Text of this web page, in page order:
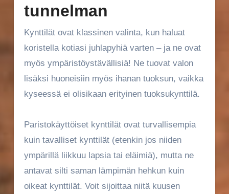
tunnelman
Kynttilät ovat klassinen valinta, kun haluat
koristella kotiasi juhlapyhiä varten – ja ne ovat
myös ympäristöystävällisiä! Ne tuovat valon
lisäksi huoneisiin myös ihanan tuoksun, vaikka
kyseessä ei olisikaan erityinen tuoksukynttilä.
Paristokäyttöiset kynttilät ovat turvallisempia
kuin tavalliset kynttilät (etenkin jos niiden
ympärillä liikkuu lapsia tai eläimiä), mutta ne
antavat silti saman lämpimän hehkun kuin
oikeat kynttilät. Voit sijoittaa niitä kuusen